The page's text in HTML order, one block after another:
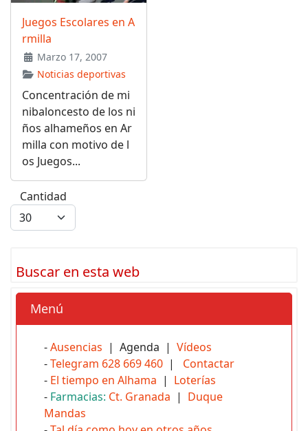
Juegos Escolares en A
rmilla
Marzo 17, 2007
Noticias deportivas
Concentración de mi
nibaloncesto de los ni
ños alhameños en Ar
milla con motivo de l
os Juegos...
Cantidad
Buscar en esta web
Menú
-Ausencias | Agenda | Vídeos
-Telegram 628 669 460 | Contactar
- El tiempo en Alhama | Loterías
- Farmacias: Ct. Granada | Duque
Mandas